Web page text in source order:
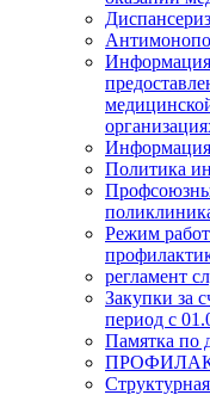
Информация
Информация
Политика
Режим
регламент
Закупки за
период с
Памятка по